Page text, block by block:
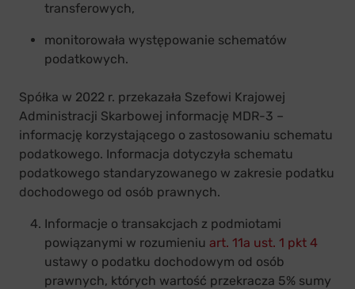
transferowych,
monitorowała występowanie schematów
podatkowych.
Spółka w 2022 r. przekazała Szefowi Krajowej
Administracji Skarbowej informację MDR-3 –
informację korzystającego o zastosowaniu schematu
podatkowego. Informacja dotyczyła schematu
podatkowego standaryzowanego w zakresie podatku
dochodowego od osób prawnych.
Informacje o transakcjach z podmiotami
powiązanymi w rozumieniu art. 11a ust. 1 pkt 4
ustawy o podatku dochodowym od osób
prawnych, których wartość przekracza 5% sumy